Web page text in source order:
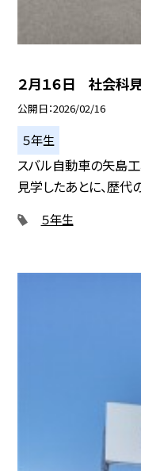
２月１６日 社会科見
公開日 2026/02/16
５年生
スバル自動車の矢島
見学したあとに、歴代
５年生